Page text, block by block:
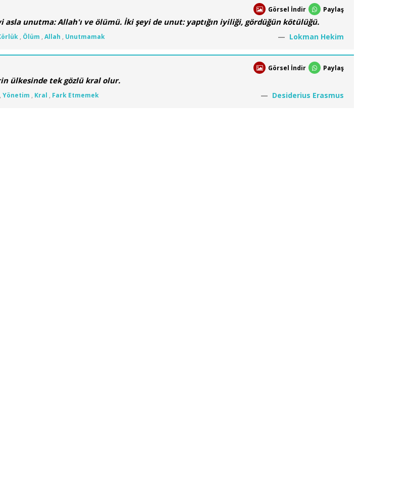
Görsel İndir Paylaş
asla unutma: Allah'ı ve ölümü. İki şeyi de unut: yaptığın iyiliği, gördüğün kötülüğü.
Lokman Hekim
, Ölüm , Allah , Unutmamak
Görsel İndir Paylaş
ülkesinde tek gözlü kral olur.
Desiderius Erasmus
Yönetim , Kral , Fark Etmemek